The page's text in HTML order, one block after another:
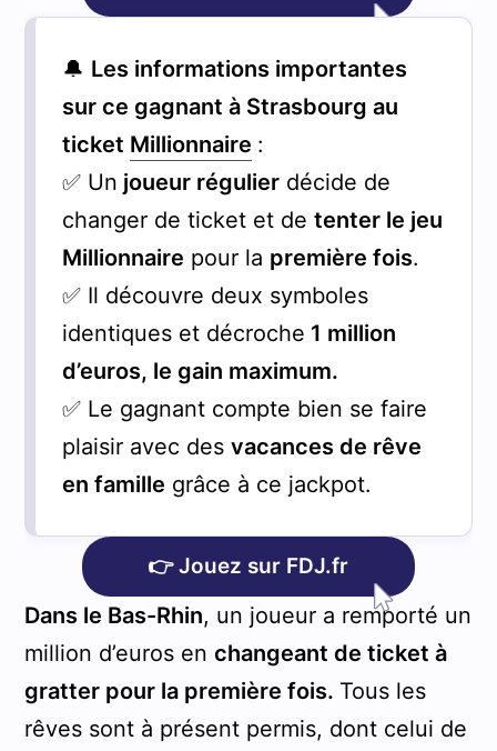
🔔 Les informations importantes
sur ce gagnant à Strasbourg au
ticket Millionnaire :
✅ Un joueur régulierdécide de
changer de ticket et de tenter le jeu
Millionnaire pour la première fois.
✅ Il découvre deux symboles
identiques et décroche 1 million
d’euros, le gain maximum.
✅ Le gagnant compte bien se faire
plaisir avec des vacances de rêve
en famille grâce à ce jackpot.
👉 Jouez sur FDJ.fr
Dans le Bas-Rhin, un joueur a remporté un
million d’euros en changeant de ticket à
gratter pour la première fois. Tous les
rêves sont à présent permis, dont celui de